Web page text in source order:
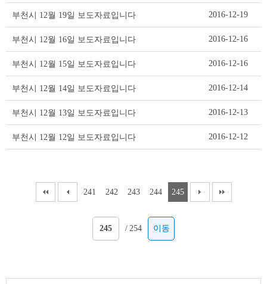
블부천시 12월 19일 보도자료입니다 2016-12-19
부천시 12월 16일 보도자료입니다 2016-12-16
부천시 12월 15일 보도자료입니다 2016-12-16
부천시 12월 14일 보도자료입니다 2016-12-14
부천시 12월 13일 보도자료입니다 2016-12-13
부천시 12월 12일 보도자료입니다 2016-12-12
241 242 243 244 245
/ 254 이동